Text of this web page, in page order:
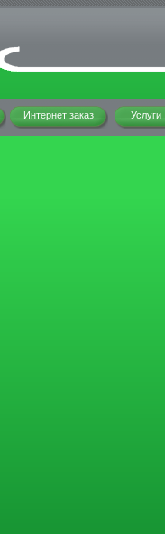
Интернет заказ Услуги